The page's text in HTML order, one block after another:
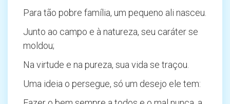
Para tão pobre família, um pequeno ali nasceu.
Junto ao campo e à natureza, seu caráter se
moldou;
Na virtude e na pureza, sua vida se traçou.
Uma ideia o persegue, só um desejo ele tem: